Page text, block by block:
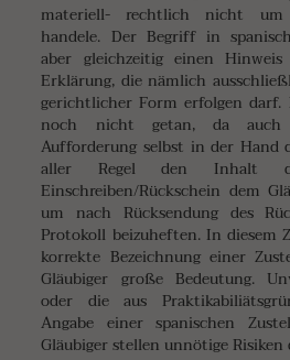
materiell- rechtlich nicht um
handele. Der Begriff in
aber gleichzeitig einen
Erklärung, die nämlich
gerichtlicher Form erfolgen
noch nicht getan, da auch
Aufforderung selbst in der Hand
aller Regel den Inhalt
Einschreiben/Rückschein dem
um nach Rücksendung des
Protokoll beizuheften. In diesem
korrekte Bezeichnung einer
Gläubiger große Bedeutung.
oder die aus
Angabe einer spanischen
Gläubiger stellen unnötige Risiken